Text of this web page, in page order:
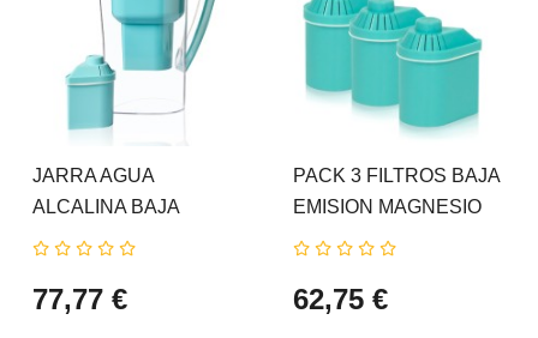
JARRA AGUA
ALCALINA BAJA
EMISION MAGNESIO
77,77 €
PACK 3 FILTROS BAJA
EMISION MAGNESIO
ALKANATUR DROPS
62,75 €